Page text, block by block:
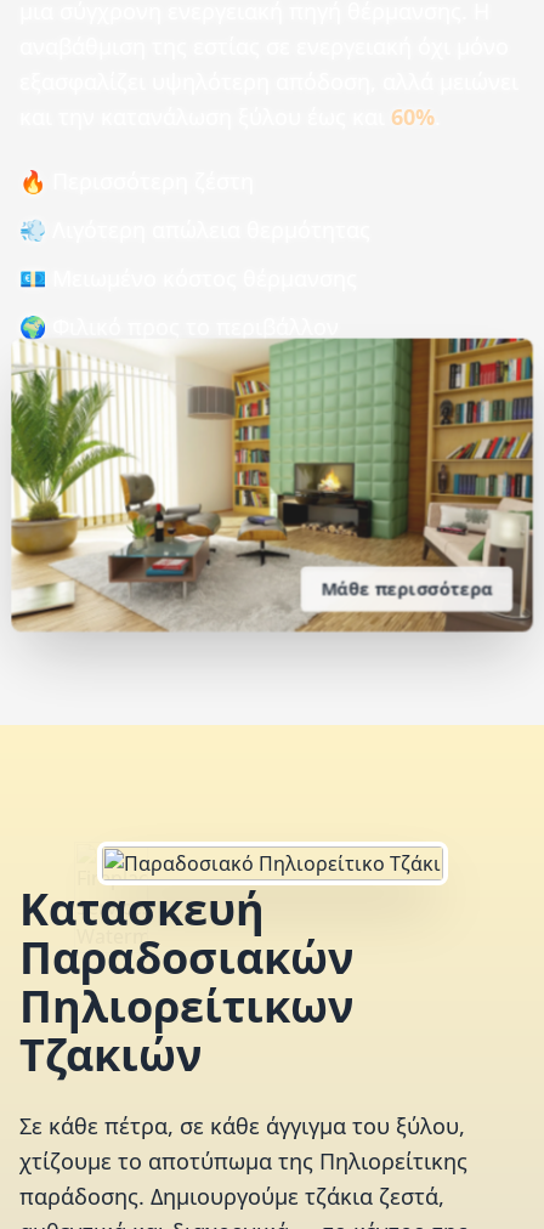
60%
🔥 Περισσότερη ζέστη
💨 Λιγότερη απώλεια θερμότητας
💶 Μειωμένο κόστος θέρμανσης
🌍 Φιλικό προς το περιβάλλον
Μάθε περισσότερα
Κατασκευή
Παραδοσιακών
Πηλιορείτικων
Τζακιών
Σε κάθε πέτρα, σε κάθε άγγιγμα του ξύλου,
χτίζουμε το αποτύπωμα της Πηλιορείτικης
παράδοσης. Δημιουργούμε τζάκια ζεστά,